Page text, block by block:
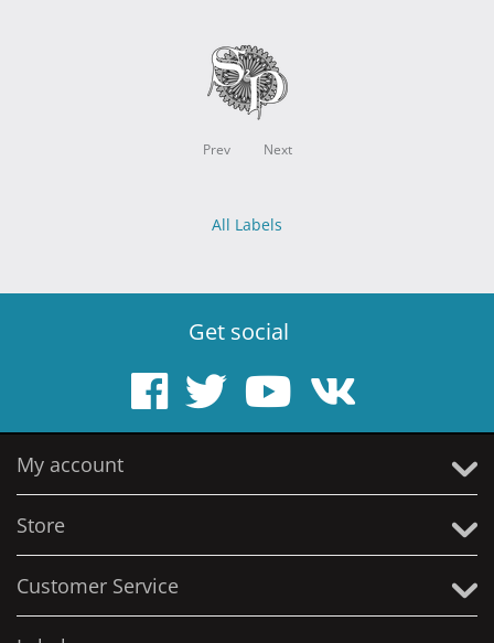
Prev Next
All Labels
Get social
My account
Store
Customer Service